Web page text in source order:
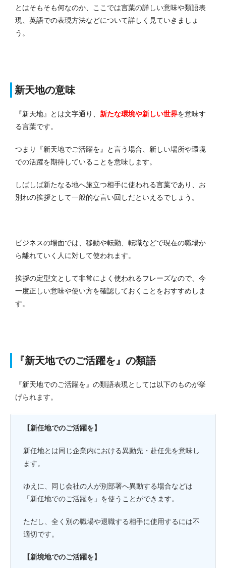
とはそもそも何なのか、ここでは言葉の詳しい意味や類語表
現、英語での表現方法などについて詳しく見ていきましょ
う。
新天地の意味
『新天地』とは文字通り、 新たな環境や新しい世界を意味す
る言葉です。
つまり『新天地でご活躍を』と言う場合、新しい場所や環境
での活躍を期待していることを意味します。
しばしば新たなる地へ旅立つ相手に使われる言葉であり、お
別れの挨拶として一般的な言い回しだといえるでしょう。
ビジネスの場面では、移動や転勤、転職などで現在の職場か
ら離れていく人に対して使われます。
挨拶の定型文として非常によく使われるフレーズなので、今
一度正しい意味や使い方を確認しておくことをおすすめしま
す。
『新天地でのご活躍を』の類語
『新天地でのご活躍を』の類語表現としては以下のものが挙
げられます。
【新任地でのご活躍を】
新任地とは同じ企業内における異動先・赴任先を意味し
ます。
ゆえに、同じ会社の人が別部署へ異動する場合などは
「新任地でのご活躍を」を使うことができます。
ただし、全く別の職場や退職する相手に使用するには不
適切です。
【新境地でのご活躍を】